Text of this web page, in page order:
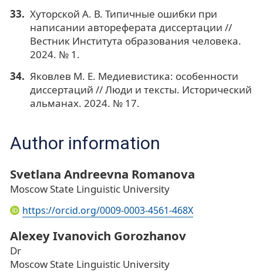
Хуторской А. В. Типичные ошибки при
написании автореферата диссертации //
Вестник Института образования человека.
2024. № 1.
Яковлев М. Е. Медиевистика: особенности
диссертаций // Люди и тексты. Исторический
альманах. 2024. № 17.
Author information
Svetlana Andreevna Romanova
Moscow State Linguistic University
https://orcid.org/0009-0003-4561-468X
Alexey Ivanovich Gorozhanov
Dr
Moscow State Linguistic University